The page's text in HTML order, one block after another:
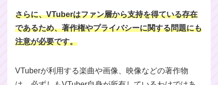
さらに、VTuberはファン層から支持を得ている存在
であるため、著作権やプライバシーに関する問題にも
注意が必要です。
VTuberが利用する楽曲や画像、映像などの著作物